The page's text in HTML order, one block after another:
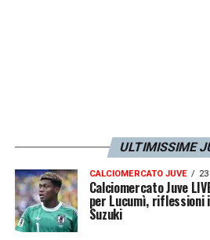
proposte, affrontiamo
il lobbying è probabilmente
principale ma non è il
non-progetto, una cosa che
ULTIMISSIME
CALCIOMERCATO JUVE
Calciomercato Juve
per Lucumì,
Suzuki